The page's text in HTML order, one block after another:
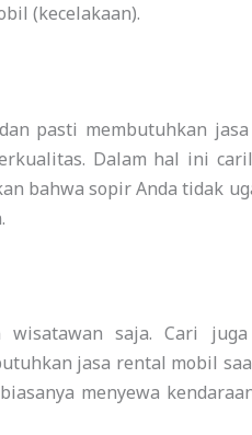
(kecelakaan).
pasti membutuhkan
Dalam hal ini
bahwa sopir Anda tidak
saja. Cari
jasa rental mobil
menyewa